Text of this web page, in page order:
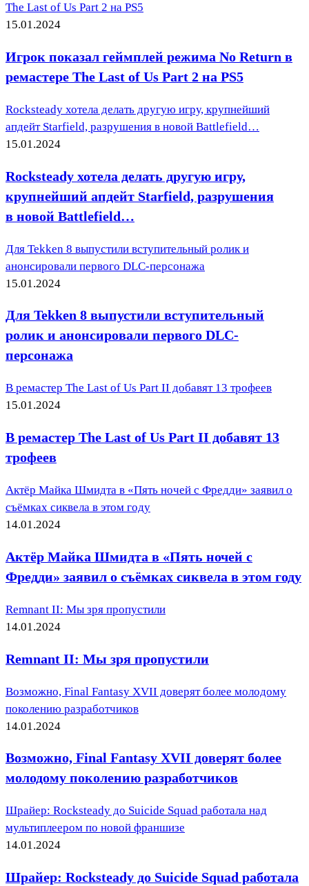
The Last of Us Part 2 на PS5
15.01.2024
Игрок показал геймплей режима No Return в
ремастере The Last of Us Part 2 на PS5
Rocksteady хотела делать другую игру, крупнейший
апдейт Starfield, разрушения в новой Battlefield…
15.01.2024
Rocksteady хотела делать другую игру,
крупнейший апдейт Starfield, разрушения
в новой Battlefield…
Для Tekken 8 выпустили вступительный ролик и
анонсировали первого DLC-персонажа
15.01.2024
Для Tekken 8 выпустили вступительный
ролик и анонсировали первого DLC-
персонажа
В ремастер The Last of Us Part II добавят 13 трофеев
15.01.2024
В ремастер The Last of Us Part II добавят 13
трофеев
Актёр Майка Шмидта в «Пять ночей с Фредди» заявил о
съёмках сиквела в этом году
14.01.2024
Актёр Майка Шмидта в «Пять ночей с
Фредди» заявил о съёмках сиквела в этом году
Remnant II: Мы зря пропустили
14.01.2024
Remnant II: Мы зря пропустили
Возможно, Final Fantasy XVII доверят более молодому
поколению разработчиков
14.01.2024
Возможно, Final Fantasy XVII доверят более
молодому поколению разработчиков
Шрайер: Rocksteady до Suicide Squad работала над
мультиплеером по новой франшизе
14.01.2024
Шрайер: Rocksteady до Suicide Squad работала